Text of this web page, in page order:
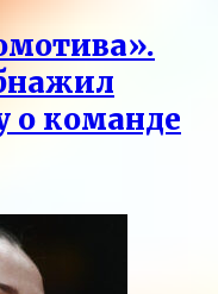
о команде